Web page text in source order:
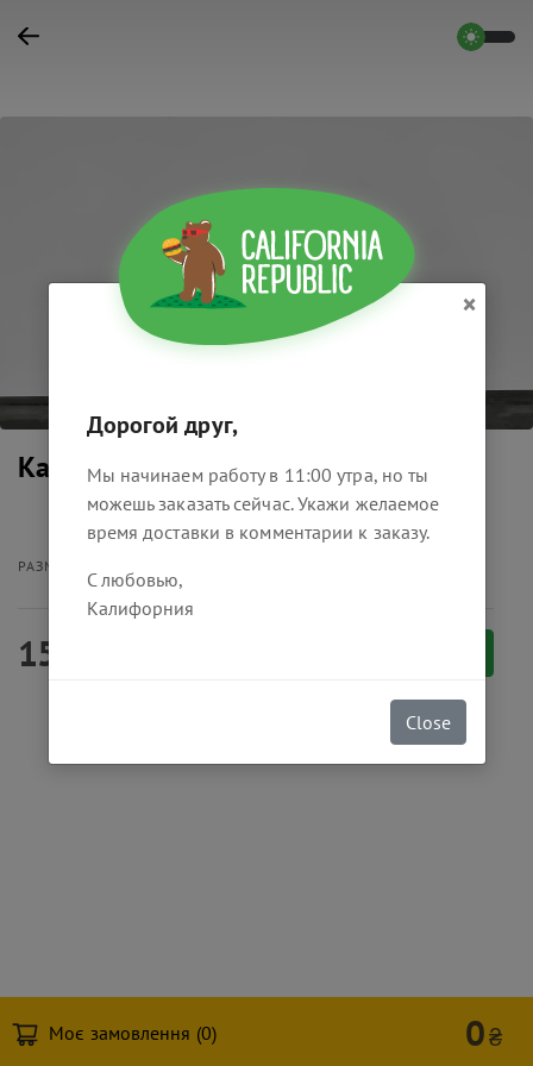
×
Дорогой друг,
Мы начинаем работу в 11:00 утра, но ты
можешь заказать сейчас. Укажи желаемое
время доставки в комментарии к заказу.
С любовью,
Калифорния
Close
Калі Гамбургер
РАЗМЕР ПОРЦИИ
150
Моє замовлення (0) 0₴